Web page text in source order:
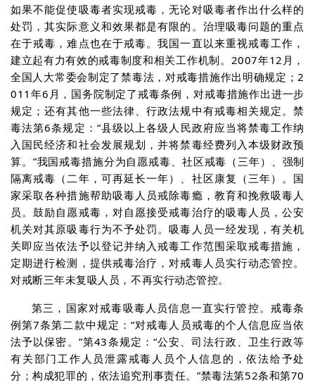
如果不能促使吸毒者实现戒毒，无论对吸毒者作出什么样的
处罚，其实际意义和效果都是有限的。治理吸毒问题的重点
在于戒毒，难点也在于戒毒。我国一直以来重视戒毒工作，
建立起有力有效的戒毒制度和相关工作机制。2007年12月，
全国人大常委会制定了禁毒法，对戒毒措施作出明确规定；2
011年6月，国务院制定了戒毒条例，对戒毒措施作出进一步
规定；还有其他一些法律、行政法规中有戒毒相关规定。禁
毒法第6条规定：“县级以上各级人民政府应当将禁毒工作纳
入国民经济和社会发展规划，并将禁毒经费列入本级财政预
算。”我国戒毒措施分为自愿戒毒、社区戒毒（三年）、强制
隔离戒毒（二年，可再延长一年）、社区康复（三年）。国
家采取各种措施帮助吸毒人员戒除毒瘾，教育和挽救吸毒人
员。鼓励自愿戒毒，对自愿接受戒毒治疗的吸毒人员，公安
机关对其原吸毒行为不予处罚。吸毒人员一经发现，有关机
关即应当依法予以登记并纳入戒毒工作范围采取戒毒措施，
定期进行检测，提供戒毒治疗，对戒毒人员实行动态管控。
对戒断三年未复吸人员，不再实行动态管控。
第三，国家对戒毒吸毒人员信息一直实行管控。戒毒条
例第7条第二款中规定：“对戒毒人员戒毒的个人信息应当依
法予以保密。”第43条规定：“公安、司法行政、卫生行政等
有关部门工作人员泄露戒毒人员个人信息的，依法给予处
分；构成犯罪的，依法追究刑事责任。”禁毒法第52条和第70